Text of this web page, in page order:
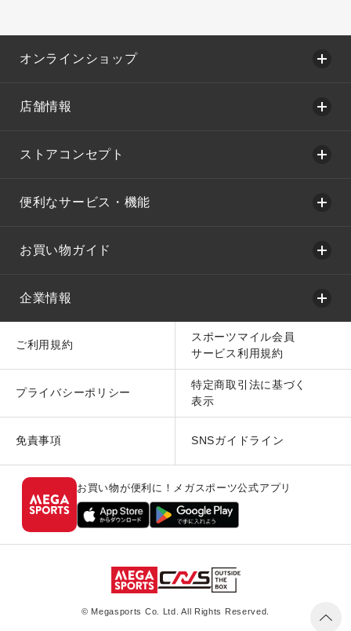
オンラインショップ
店舗情報
ストアコンセプト
便利なサービス・機能
お買い物ガイド
企業情報
ご利用規約
スポーツマイル会員
サービス利用規約
プライバシーポリシー
特定商取引法に基づく
表示
免責事項 SNSガイドライン
お買い物が便利に！メガスポーツ公式アプリ
© Megasports Co. Ltd. All Rights Reserved.